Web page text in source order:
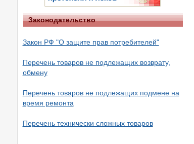
Законодательство
Закон РФ "О защите прав потребителей"
Перечень товаров не подлежащих возврату,
обмену
Перечень товаров не подлежащих подмене на
время ремонта
Перечень технически сложных товаров